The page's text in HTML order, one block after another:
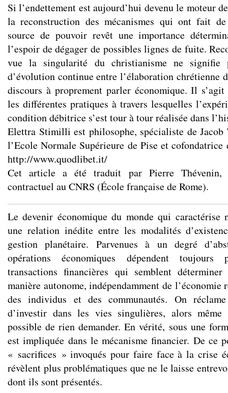
Si l’endettement est aujourd’hui devenu le moteur
la reconstruction des mécanismes qui ont fait
source de pouvoir revêt une importance
l’espoir de dégager de possibles lignes de fuite.
vue la singularité du christianisme ne signifie
d’évolution continue entre l’élaboration chrétienne
discours à proprement parler économique. Il
les différentes pratiques à travers lesquelles
condition débitrice s’est tour à tour réalisée dans
Elettra Stimilli est philosophe, spécialiste de Jacob
l’Ecole Normale Supérieure de Pise et
http://www.quodlibet.it/
Cet article a été traduit par Pierre Thévenin,
contractuel au CNRS (École française de Rome).
Le devenir économique du monde qui caractérise
une relation inédite entre les modalités
gestion planétaire. Parvenues à un degré
opérations économiques dépendent
transactions financières qui semblent
manière autonome, indépendamment de l’économie
des individus et des communautés. On
d’investir dans les vies singulières, alors
possible de rien demander. En vérité, sous une
est impliquée dans le mécanisme financier. De ce
« sacrifices » invoqués pour faire face à la crise
révèlent plus problématiques que ne le laisse
dont ils sont présentés.